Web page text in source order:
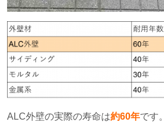
ALC外壁の実際の寿命は約60年です。